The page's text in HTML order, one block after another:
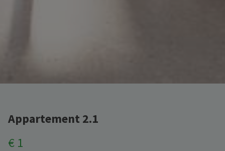
Appartement 2.1
€ 1